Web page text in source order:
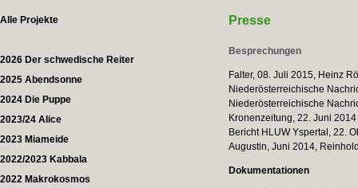
Alle Projekte
2026 Der schwedische Reiter
2025 Abendsonne
2024 Die Puppe
2023/24 Alice
2023 Miameide
2022/2023 Kabbala
2022 Makrokosmos
Presse
Besprechungen
Falter, 08. Juli 2015, Heinz
Niederösterreichische
Niederösterreichische
Kronenzeitung, 22. Juni 2014
Bericht HLUW Yspertal, 22.
Augustin, Juni 2014,
Dokumentationen